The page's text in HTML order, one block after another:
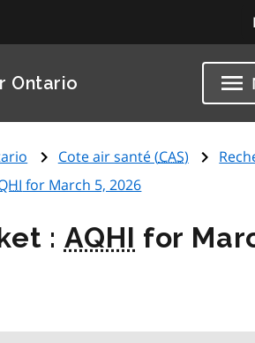
Ontario
Cote air santé (CAS)
for March 5, 2026
: AQHI for